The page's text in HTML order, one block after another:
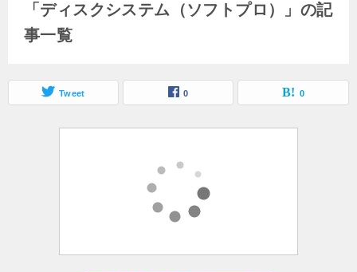
「ディスクシステム（ソフトプロ）」の記
事一覧
Tweet 0 0